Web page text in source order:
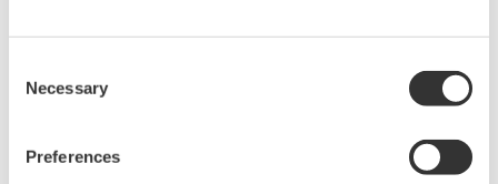
Selection
Necessary
Preferences
Tsuyoshi Abe, vice-presidente sênior da Yokogawa e
diretor da sede de marketing da empresa, comentou: "A
iniciativas de arquitetura aberta, como a Open Process